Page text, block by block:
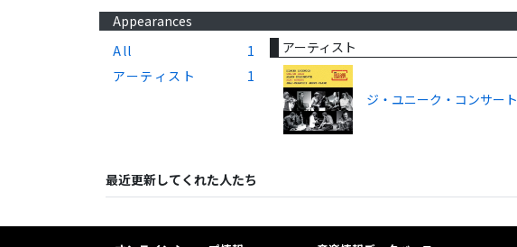
Appearances
All
1
アーティスト
1
アーティスト
ジ・ユニーク・コンサート
最近更新してくれた人たち